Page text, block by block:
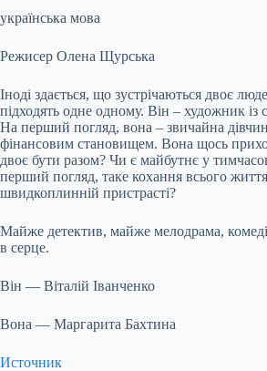
українська мова
Режисер Олена Щурська
Іноді здається, що зустрічаються двоє
підходять одне одному. Він – художник із
На перший погляд, вона – звичайна
фінансовим становищем. Вона щось
двоє бути разом? Чи є майбутнє у
перший погляд, таке кохання всього
швидкоплинній пристрасті?
Майже детектив, майже мелодрама,
в серце.
Він — Віталій Іванченко
Вона — Маргарита Бахтина
Источник